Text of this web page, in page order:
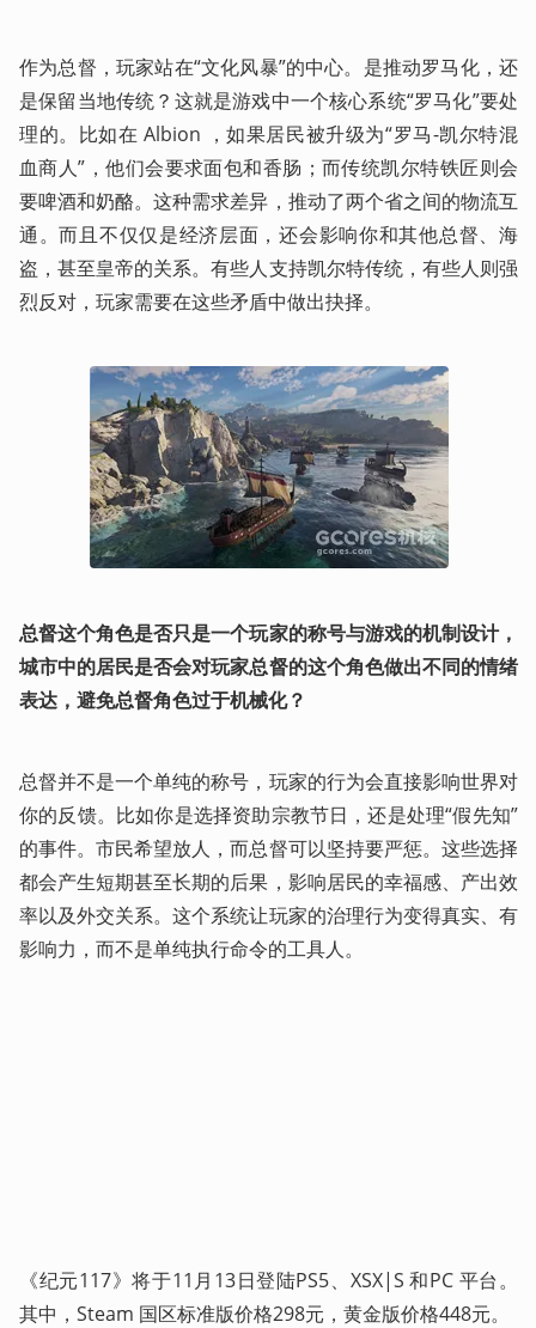
作为总督，玩家站在“文化风暴”的中心。是推动罗马化，还
是保留当地传统？这就是游戏中一个核心系统“罗马化”要处
理的。比如在 Albion ，如果居民被升级为“罗马-凯尔特混
血商人”，他们会要求面包和香肠；而传统凯尔特铁匠则会
要啤酒和奶酪。这种需求差异，推动了两个省之间的物流互
通。而且不仅仅是经济层面，还会影响你和其他总督、海
盗，甚至皇帝的关系。有些人支持凯尔特传统，有些人则强
烈反对，玩家需要在这些矛盾中做出抉择。
总督这个角色是否只是一个玩家的称号与游戏的机制设计，
城市中的居民是否会对玩家总督的这个角色做出不同的情绪
表达，避免总督角色过于机械化？
总督并不是一个单纯的称号，玩家的行为会直接影响世界对
你的反馈。比如你是选择资助宗教节日，还是处理“假先知”
的事件。市民希望放人，而总督可以坚持要严惩。这些选择
都会产生短期甚至长期的后果，影响居民的幸福感、产出效
率以及外交关系。这个系统让玩家的治理行为变得真实、有
影响力，而不是单纯执行命令的工具人。
《纪元117》将于11月13日登陆PS5、XSX|S 和PC 平台。
其中，Steam 国区标准版价格298元，黄金版价格448元。